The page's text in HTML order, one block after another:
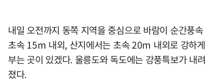
내일 오전까지 동쪽 지역을 중심으로 바람이 순간풍속
초속 15m 내외, 산지에서는 초속 20m 내외로 강하게
부는 곳이 있겠다. 울릉도와 독도에는 강풍특보가 내려
졌다.